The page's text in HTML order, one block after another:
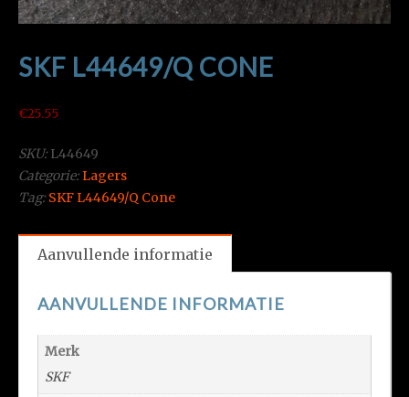
SKF L44649/Q CONE
€25.55
SKU:L44649
Categorie:Lagers
Tag:SKF L44649/Q Cone
Aanvullende informatie
AANVULLENDE INFORMATIE
Merk
SKF